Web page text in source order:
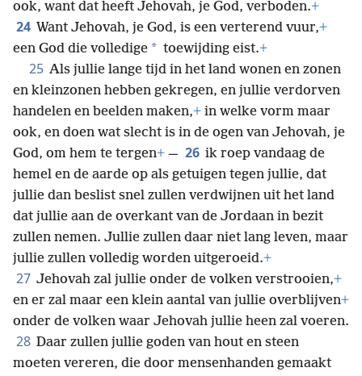
ook, want dat heeft Jehovah, je God, verboden.+
24 Want Jehovah, je God, is een verterend vuur,+
een God die volledige * toewijding eist.+
25 Als jullie lange tijd in het land wonen en zonen
en kleinzonen hebben gekregen, en jullie verdorven
handelen en beelden maken,+ in welke vorm maar
ook, en doen wat slecht is in de ogen van Jehovah, je
God, om hem te tergen+ — 26 ik roep vandaag de
hemel en de aarde op als getuigen tegen jullie, dat
jullie dan beslist snel zullen verdwijnen uit het land
dat jullie aan de overkant van de Jordaan in bezit
zullen nemen. Jullie zullen daar niet lang leven, maar
jullie zullen volledig worden uitgeroeid.+
27 Jehovah zal jullie onder de volken verstrooien,+
en er zal maar een klein aantal van jullie overblijven+
onder de volken waar Jehovah jullie heen zal voeren.
28 Daar zullen jullie goden van hout en steen
moeten vereren, die door mensenhanden gemaakt